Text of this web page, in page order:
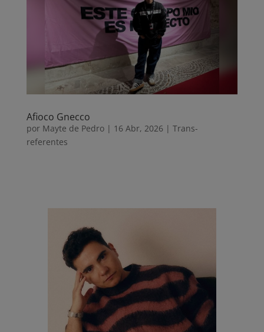
Afioco Gnecco
por Mayte de Pedro| 16 Abr, 2026 | Trans-
referentes